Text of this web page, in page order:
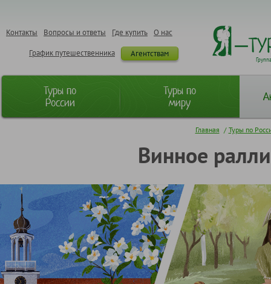
О нас
Где купить
Вопросы и ответы
Контакты
Агентствам
График путешественника
Туры по
России
Туры по
миру
Главная / Туры по
Винное